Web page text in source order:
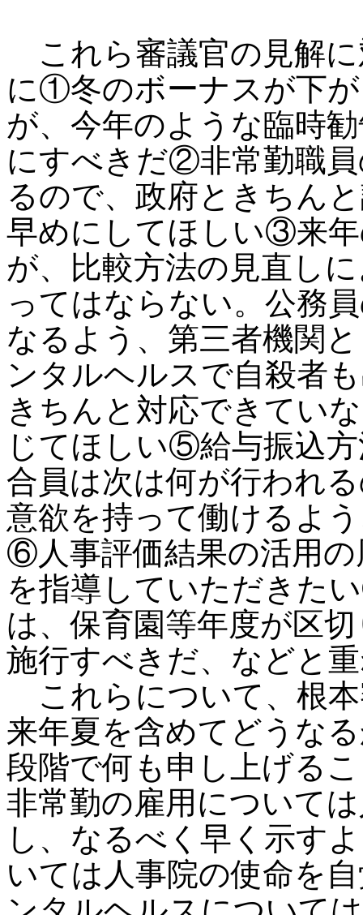
これら審議官の見解
に①冬のボーナスが下
が、今年のような臨時
にすべきだ②非常勤職
るので、政府ときちん
早めにしてほしい③来
が、比較方法の見直し
ってはならない。公務
なるよう、第三者機関
ンタルヘルスで自殺者
きちんと対応できてい
じてほしい⑤給与振込
合員は次は何が行われ
意欲を持って働けるよ
⑥人事評価結果の活用
を指導していただきた
は、保育園等年度が区
施行すべきだ、などと
これらについて、根
来年夏を含めてどうな
段階で何も申し上げる
非常勤の雇用について
し、なるべく早く示す
いては人事院の使命を